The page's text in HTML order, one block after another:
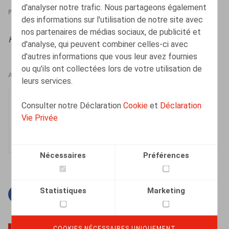
d'analyser notre trafic. Nous partageons également
des informations sur l'utilisation de notre site avec
nos partenaires de médias sociaux, de publicité et
d'analyse, qui peuvent combiner celles-ci avec
d'autres informations que vous leur avez fournies
ou qu'ils ont collectées lors de votre utilisation de
leurs services.
Consulter notre DéclarationCookie et Déclaration
Vie Privée
Nécessaires Préférences
Statistiques Marketing
PRESSROOM 17.10.2023
HR.square, 17/10/2023
AUTEURS
Elisabeth de Hepcée
Facebook
TwitterLinkedin